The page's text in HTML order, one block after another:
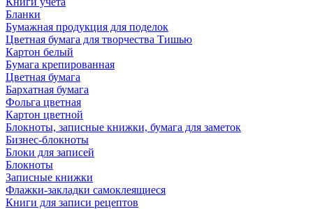
Бланки
Бумажная продукция для поделок
Цветная бумага для творчества Тишью
Картон белый
Бумага крепированная
Цветная бумага
Бархатная бумага
Фольга цветная
Картон цветной
Блокноты, записные книжки, бумага для заметок
Бизнес-блокноты
Блоки для записей
Блокноты
Записные книжки
Флажки-закладки самоклеящиеся
Книги для записи рецептов